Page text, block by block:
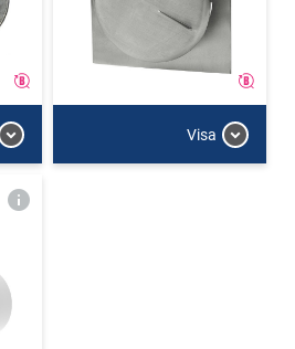
Visa